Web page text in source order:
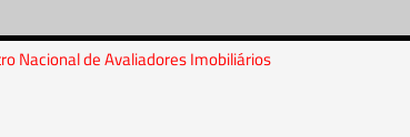
Nacional de Avaliadores Imobiliários